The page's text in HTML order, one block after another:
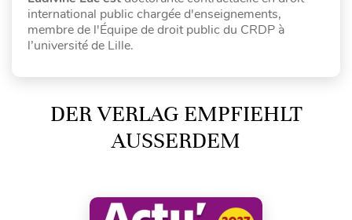
international public chargée d'enseignements,
membre de l'Équipe de droit public du CRDP à
l’université de Lille.
DER VERLAG EMPFIEHLT
AUSSERDEM